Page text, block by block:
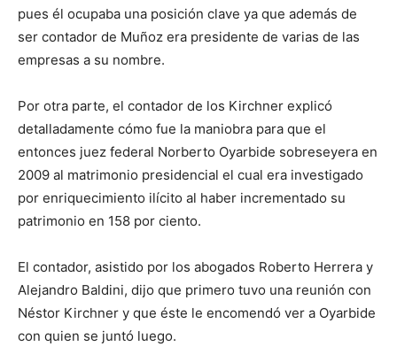
pues él ocupaba una posición clave ya que además de
ser contador de Muñoz era presidente de varias de las
empresas a su nombre.
Por otra parte, el contador de los Kirchner explicó
detalladamente cómo fue la maniobra para que el
entonces juez federal Norberto Oyarbide sobreseyera en
2009 al matrimonio presidencial el cual era investigado
por enriquecimiento ilícito al haber incrementado su
patrimonio en 158 por ciento.
El contador, asistido por los abogados Roberto Herrera y
Alejandro Baldini, dijo que primero tuvo una reunión con
Néstor Kirchner y que éste le encomendó ver a Oyarbide
con quien se juntó luego.